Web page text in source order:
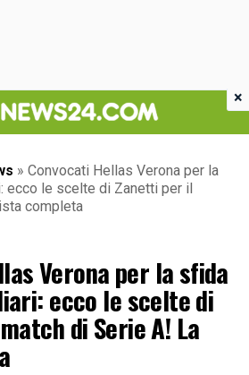
» Convocati Hellas Verona per la
ecco le scelte di Zanetti per il
completa
Verona per la sfida
ecco le scelte di
di Serie A! La
×